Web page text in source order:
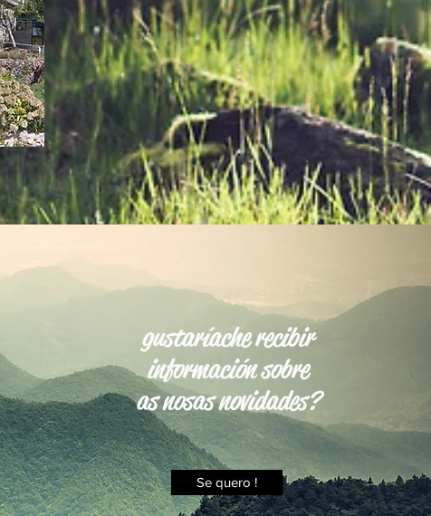
gustaríache recibir
información sobre
as nosas novidades?
Se quero !